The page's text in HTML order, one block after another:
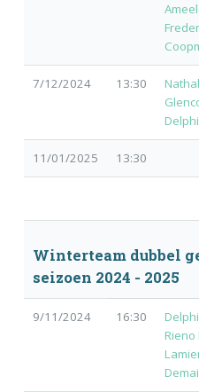
7/12/2024 13:30
11/01/2025 13:30
Winterteam dubbel
seizoen 2024 - 2025
9/11/2024 16:30